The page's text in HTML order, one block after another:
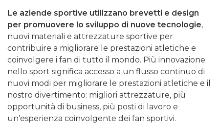
Le aziende sportive utilizzano brevetti e design
per promuovere lo sviluppo di nuove tecnologie,
nuovi materiali e attrezzature sportive per
contribuire a migliorare le prestazioni atletiche e
coinvolgere i fan di tutto il mondo. Più innovazione
nello sport significa accesso a un flusso continuo di
nuovi modi per migliorare le prestazioni atletiche e il
nostro divertimento: migliori attrezzature, più
opportunità di business, più posti di lavoro e
un’esperienza coinvolgente dei fan sportivi.